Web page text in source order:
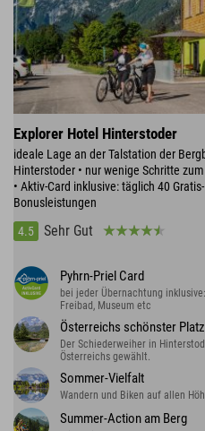
Explorer Hotel Hinterstoder
ideale Lage an der Talstation der
Hinterstoder • nur wenige Schritte
• Aktiv-Card inklusive: täglich 40
Bonusleistungen
4.5
Sehr Gut
Pyhrn-Priel Card
bei jeder Übernachtung
Freibad, Museum etc
Österreichs schönster Platz
Der Schiederweiher in
Österreichs gewählt.
Sommer-Vielfalt
Wandern und Biken auf allen
Summer-Action am Berg